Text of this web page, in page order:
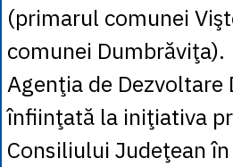
(primarul comunei
comunei Dumbrăviţa).
Agenţia de
înfiinţată la iniţiativa
Consiliului Judeţean